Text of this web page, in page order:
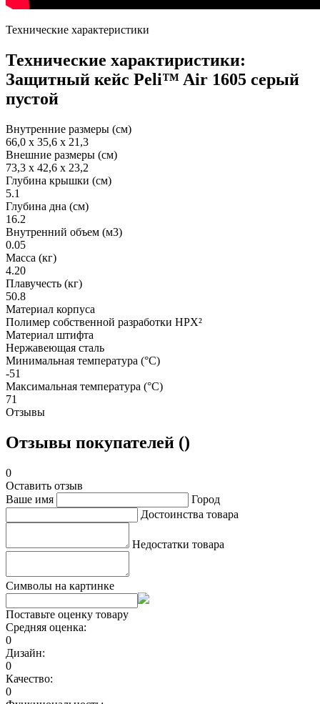
Технические характеристики
Технические характиристики:
Защитный кейс Peli™ Air 1605 серый
пустой
Внутренние размеры (см)
66,0 x 35,6 x 21,3
Внешние размеры (см)
73,3 x 42,6 x 23,2
Глубина крышки (см)
5.1
Глубина дна (см)
16.2
Внутренний объем (м3)
0.05
Масса (кг)
4.20
Плавучесть (кг)
50.8
Материал корпуса
Полимер собственной разработки HPX²
Материал штифта
Нержавеющая сталь
Минимальная температура (°C)
-51
Максимальная температура (°C)
71
Отзывы
Отзывы покупателей ()
0
Оставить отзыв
Ваше имя
Город
Достоинства товара
Недостатки товара
Символы на картинке
Поставьте оценку товару
Средняя оценка:
0
Дизайн:
0
Качество:
0